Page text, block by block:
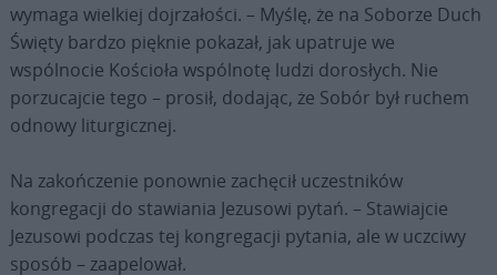
wymaga wielkiej dojrzałości. – Myślę, że na Soborze Duch
Święty bardzo pięknie pokazał, jak upatruje we
wspólnocie Kościoła wspólnotę ludzi dorosłych. Nie
porzucajcie tego – prosił, dodając, że Sobór był ruchem
odnowy liturgicznej.
Na zakończenie ponownie zachęcił uczestników
kongregacji do stawiania Jezusowi pytań. – Stawiajcie
Jezusowi podczas tej kongregacji pytania, ale w uczciwy
sposób – zaapelował.